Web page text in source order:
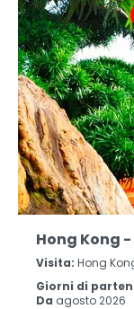
Hong Kong
Visita: Hong
Giorni di
Da agosto 2026